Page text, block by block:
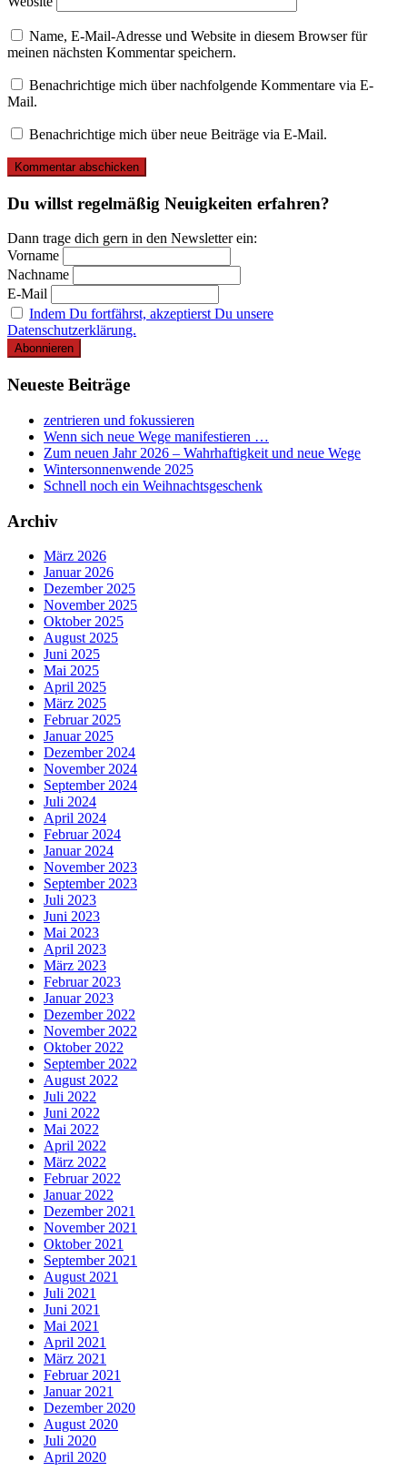
Name, E-Mail-Adresse und Website in diesem Browser für
meinen nächsten Kommentar speichern.
Benachrichtige mich über nachfolgende Kommentare via E-
Mail.
Benachrichtige mich über neue Beiträge via E-Mail.
Du willst regelmäßig Neuigkeiten erfahren?
Dann trage dich gern in den Newsletter ein:
Vorname
Nachname
E-Mail
Indem Du fortfährst, akzeptierst Du unsere
Datenschutzerklärung.
Neueste Beiträge
zentrieren und fokussieren
Wenn sich neue Wege manifestieren …
Zum neuen Jahr 2026 – Wahrhaftigkeit und neue Wege
Wintersonnenwende 2025
Schnell noch ein Weihnachtsgeschenk
Archiv
März 2026
Januar 2026
Dezember 2025
November 2025
Oktober 2025
August 2025
Juni 2025
Mai 2025
April 2025
März 2025
Februar 2025
Januar 2025
Dezember 2024
November 2024
September 2024
Juli 2024
April 2024
Februar 2024
Januar 2024
November 2023
September 2023
Juli 2023
Juni 2023
Mai 2023
April 2023
März 2023
Februar 2023
Januar 2023
Dezember 2022
November 2022
Oktober 2022
September 2022
August 2022
Juli 2022
Juni 2022
Mai 2022
April 2022
März 2022
Februar 2022
Januar 2022
Dezember 2021
November 2021
Oktober 2021
September 2021
August 2021
Juli 2021
Juni 2021
Mai 2021
April 2021
März 2021
Februar 2021
Januar 2021
Dezember 2020
August 2020
Juli 2020
April 2020